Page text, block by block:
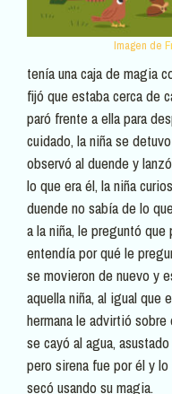
Imagen de
tenía una caja de magia
fijó que estaba cerca de
paró frente a ella para
cuidado, la niña se
observó al duende y
lo que era él, la niña
duende no sabía de lo
a la niña, le preguntó que
entendía por qué le
se movieron de nuevo y
aquella niña, al igual que
hermana le advirtió
se cayó al agua,
pero sirena fue por él y
secó usando su magia.